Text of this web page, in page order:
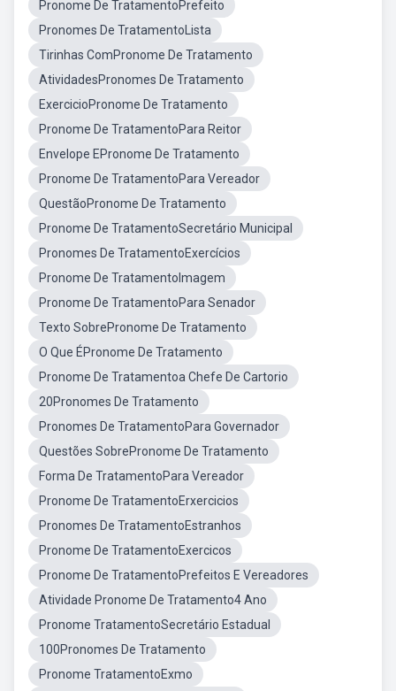
Pronome De TratamentoPrefeito
Pronomes De TratamentoLista
Tirinhas ComPronome De Tratamento
AtividadesPronomes De Tratamento
ExercicioPronome De Tratamento
Pronome De TratamentoPara Reitor
Envelope EPronome De Tratamento
Pronome De TratamentoPara Vereador
QuestãoPronome De Tratamento
Pronome De TratamentoSecretário Municipal
Pronomes De TratamentoExercícios
Pronome De TratamentoImagem
Pronome De TratamentoPara Senador
Texto SobrePronome De Tratamento
O Que ÉPronome De Tratamento
Pronome De Tratamentoa Chefe De Cartorio
20Pronomes De Tratamento
Pronomes De TratamentoPara Governador
Questões SobrePronome De Tratamento
Forma De TratamentoPara Vereador
Pronome De TratamentoErxercicios
Pronomes De TratamentoEstranhos
Pronome De TratamentoExercicos
Pronome De TratamentoPrefeitos E Vereadores
Atividade Pronome De Tratamento4 Ano
Pronome TratamentoSecretário Estadual
100Pronomes De Tratamento
Pronome TratamentoExmo